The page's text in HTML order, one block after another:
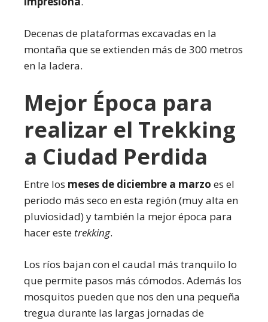
Decenas de plataformas excavadas en la
montaña que se extienden más de 300 metros
en la ladera.
Mejor Época para
realizar el Trekking
a Ciudad Perdida
Entre los meses de diciembre a marzo es el
periodo más seco en esta región (muy alta en
pluviosidad) y también la mejor época para
hacer este trekking.
Los ríos bajan con el caudal más tranquilo lo
que permite pasos más cómodos. Además los
mosquitos pueden que nos den una pequeña
tregua durante las largas jornadas de